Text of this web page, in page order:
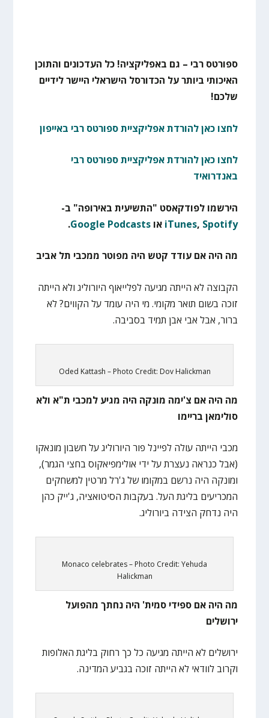
ספורטס רבי – גם באפליקציה! כל העדכונים והתוכן
האיכותי ביותר על הכדורסל הישראלי היישר לידיים
שלכם!
לחצו כאן להורדת אפליקציית ספורטס רבי באייפון
לחצו כאן להורדת אפליקציית ספורטס רבי
באנדרואיד
הירשמו לפודקאסט "התשיעית באירופה" ב-
iTunes, Spotify אוGoogle Podcasts
.
מה היה אם עודד קטש היה מפוטר ממכבי תל אביב
הקבוצה לא הייתה מגיעה לפלייאוף היורוליג ולא הייתה
זוכה בשום תואר מקומי. מי היה עומד על הקווים? לא
ברור, אבל אבי אבן תמיד בסביבה.
Oded Kattash – Photo Credit: Dov Halickman
מה היה אם צ'ימה מונקה היה מגיע למכבי ת"א ולא
סולימאן בריימו
מכבי הייתה עולה לפיינל פור היורוליג על חשבון מונאקו
(אבל כנראה נעצרת על ידי אולימפיאקוס בחצי הגמר),
ומונקה היה נרשם במקומו של ג'רל מרטין למשחקים
המכריעים בליגת העל. בעקבות הסיטואציה, ג'ייק כהן
היה נדחק הצידה ביורוליג.
Monaco celebrates – Photo Credit: Yehuda
Halickman
מה היה אם ספידי סמית' היה נחתך מהפועל
ירושלים
ירושלים לא הייתה מגיעה כל כך רחוק בליגת האלופות
וקרוב לוודאי לא הייתה זוכה בגביע המדינה.